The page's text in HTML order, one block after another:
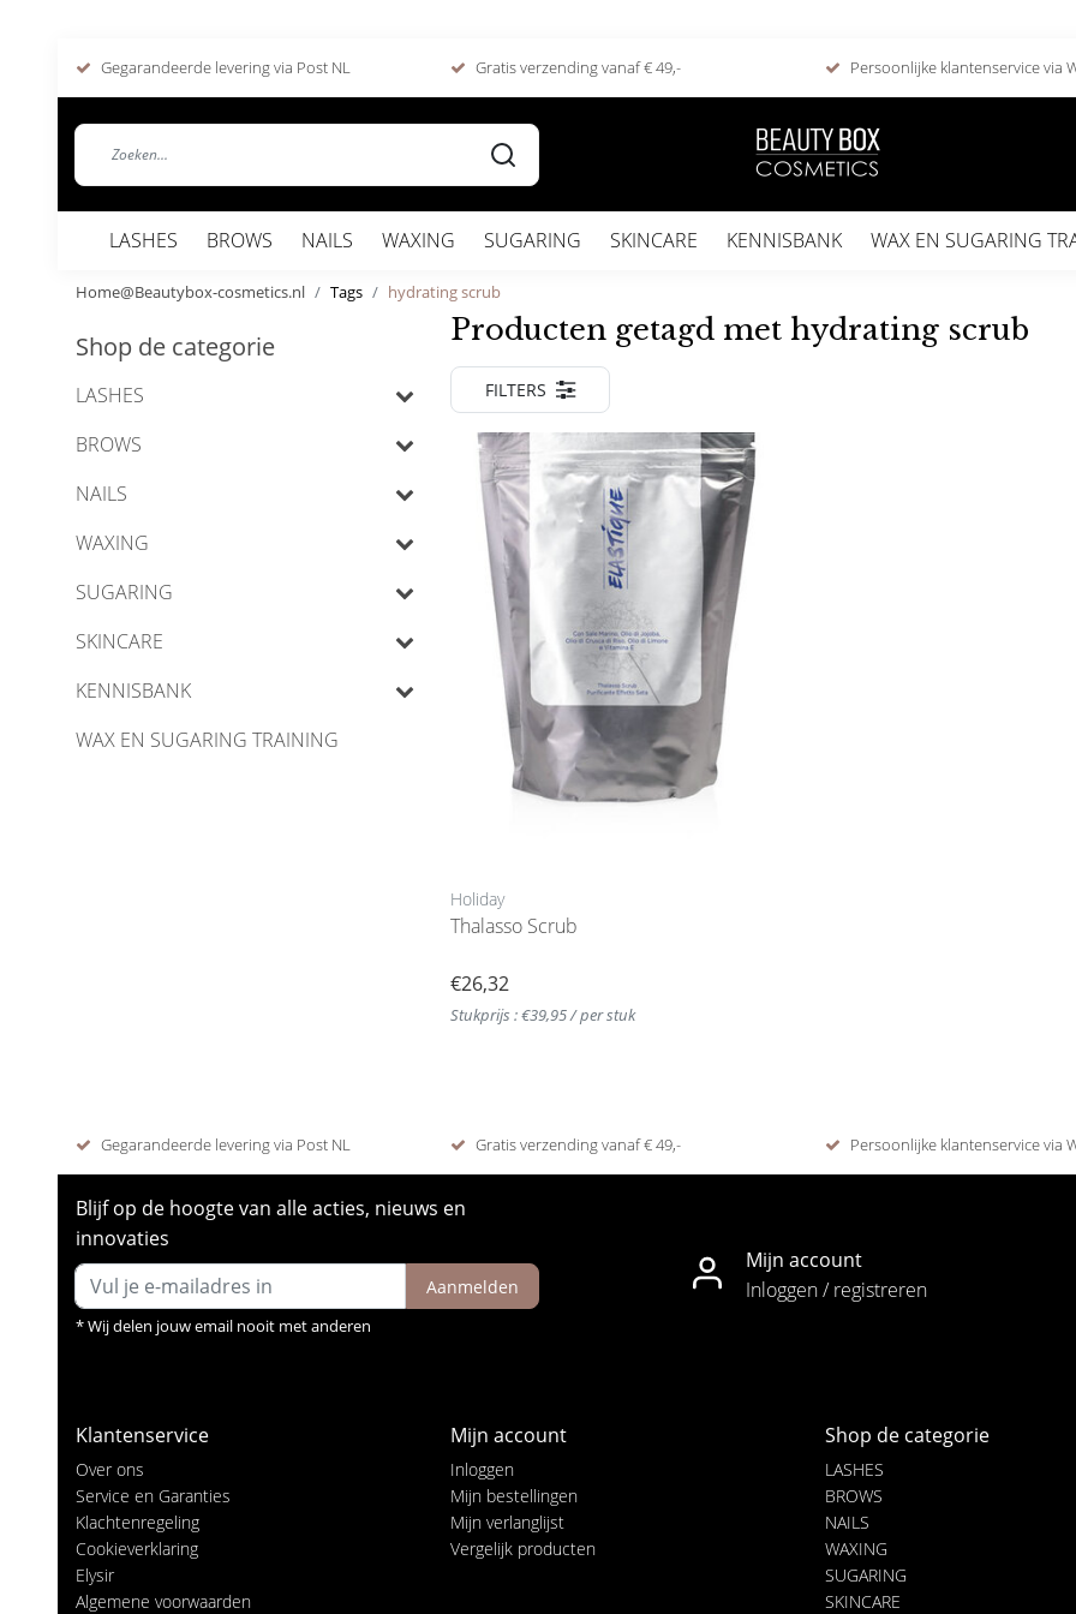
Gegarandeerde levering via Post NL Gratis verzending vanaf € 49,- Persoonlijke klantenservice via
LASHES BROWS NAILS WAXING SUGARING SKINCARE KENNISBANK WAX EN SUGARING
Home@Beautybox-cosmetics.nl Tags hydrating scrub
Shop de categorie
LASHES
BROWS
NAILS
WAXING
SUGARING
SKINCARE
KENNISBANK
WAX EN SUGARING TRAINING
Producten getagd met hydrating scrub
FILTERS
Holiday
Thalasso Scrub
€26,32
Stukprijs : €39,95 / per stuk
Gegarandeerde levering via Post NL Gratis verzending vanaf € 49,- Persoonlijke klantenservice via
Blijf op de hoogte van alle acties, nieuws en
innovaties
Aanmelden
* Wij delen jouw email nooit met anderen
Mijn account
Inloggen / registreren
Klantenservice
Over ons
Service en Garanties
Klachtenregeling
Cookieverklaring
Elysir
Algemene voorwaarden
Mijn account
Inloggen
Mijn bestellingen
Mijn verlanglijst
Vergelijk producten
Shop de categorie
LASHES
BROWS
NAILS
WAXING
SUGARING
SKINCARE